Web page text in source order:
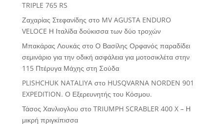
TRIPLE 765 RS
Ζαχαρίας Στεφανίδης στο MV AGUSTA ENDURO
VELOCE Η Ιταλίδα δούκισσα των δύο τροχών
Μπακάρας Λουκάς στο Ο Βασίλης Ορφανός παραδίδει
σεμινάριο για την οδική ασφάλεια για μοτοσικλέτα στην
115 Πτέρυγα Μάχης στη Σούδα
PLISHCHUK NATALIYAστο HUSQVARNA NORDEN 901
EXPEDITION. Ο Εξερευνητής του Κόσμου.
Τάσος Χανλιογλου στο TRIUMPH SCRABLER 400 X – Η
μικρή πριγκίπισσα